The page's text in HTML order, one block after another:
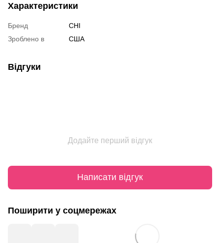
Характеристики
Бренд
CHI
Зроблено в
США
Відгуки
Додайте перший відгук
Написати відгук
Поширити у соцмережах